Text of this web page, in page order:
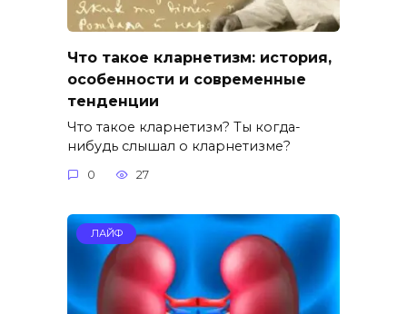
Что такое кларнетизм: история,
особенности и современные
тенденции
Что такое кларнетизм? Ты когда-
нибудь слышал о кларнетизме?
0 27
ЛАЙФ